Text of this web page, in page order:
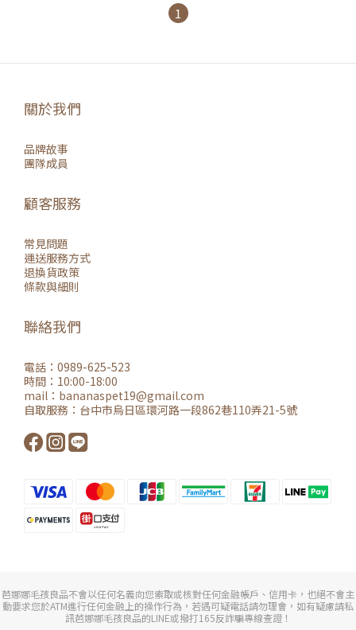
1
關於我們
品牌故事
團隊成員
顧客服務
常見問題
運送服務方式
退換貨政策
條款與細則
聯絡我們
電話：0989-625-523
時間：10:00-18:00
mail： bananaspet19@gmail.com
自取服務： 台中市烏日區環河路一段862巷110弄21-5號
芭娜娜毛孩良品不會以任何名義向您索取或核對任何金融帳戶、信用卡，也絕不會主
動要求您於ATM進行任何金融上的操作行為，若遇可疑電話請勿理會，如有疑慮請私
訊芭娜娜毛孩良品的LINE或撥打165反詐騙專線查證！